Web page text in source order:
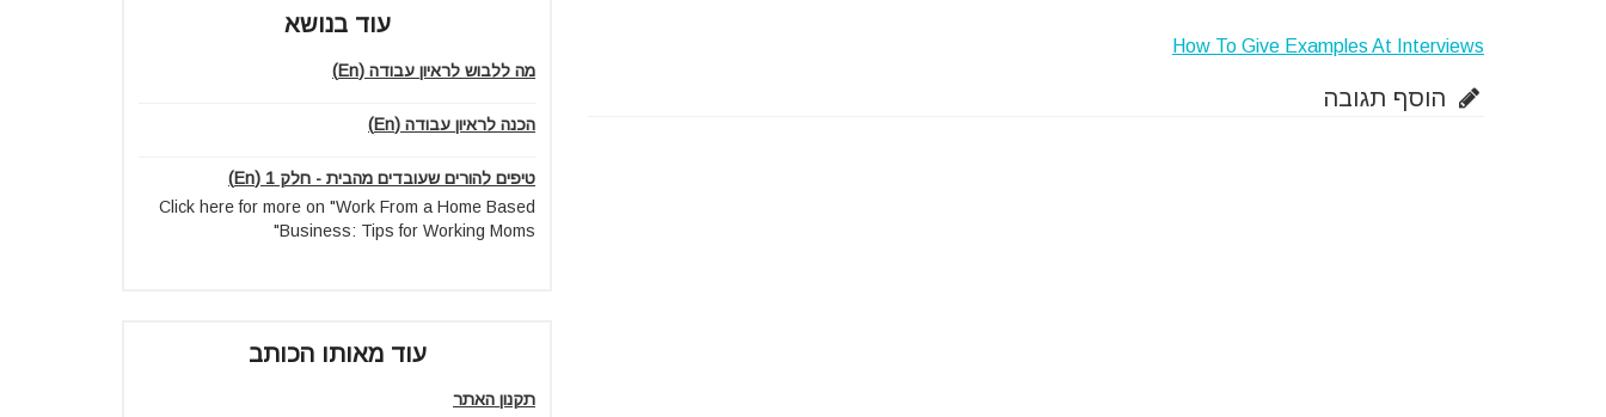
How To Give Examples At Interviews
הוסף תגובה
עוד בנושא
מה ללבוש לראיון עבודה (En)
הכנה לראיון עבודה (En)
טיפים להורים שעובדים מהבית - חלק 1 (En)
Click here for more on "Work From a Home Based
Business: Tips for Working Moms"
עוד מאותו הכותב
תקנון האתר